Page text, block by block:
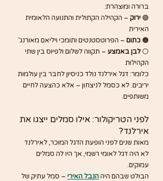
ברורה ומוצהרת:
🟢 ירוק – הקהילה הקתולית והתנועה הלאומית
האירית
🟠 כתום – הפרוטסטנטים ותומכי ויליאם מאורנג’
⚪ לבן באמצע – תקווה לשלום ולפיוס בין שתי
הקהילות
כלומר: דגל אירלנד נולד כניסיון לחבר בין עולמות
יריבים. לא כסמל לניצחון – אלא כהצעה לחיים
משותפים.
לפני הטריקולור: אילו סמלים ייצגו את
אירלנד?
מאות שנים לפני הופעת הדגל המוכר, לאירלנד
לא היה דגל לאומי רשמי, אך היו לה סמלים
עמוקים.
הבולט שבהם היה הנבל האירי – סמל עתיק של